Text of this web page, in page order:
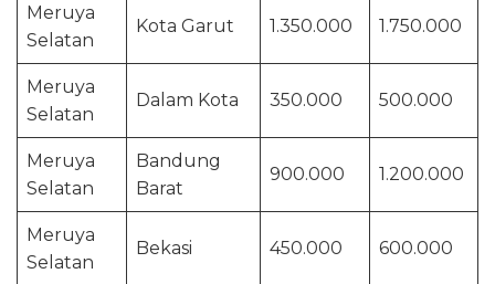
Meruya
Selatan
Kota Garut 1.350.000 1.750.000
Meruya
Selatan
Dalam Kota 350.000 500.000
Meruya
Selatan
Bandung
Barat
900.000 1.200.000
Meruya
Selatan
Bekasi 450.000 600.000